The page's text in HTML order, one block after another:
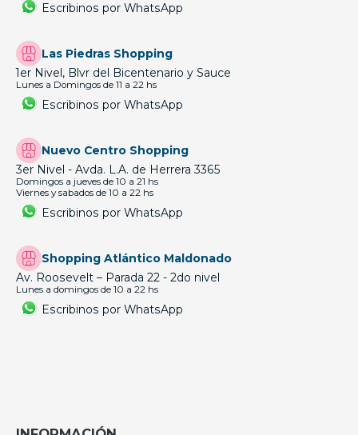
Escribinos por WhatsApp
Las Piedras Shopping
1er Nivel, Blvr del Bicentenario y Sauce
Lunes a Domingos de 11 a 22 hs
Escribinos por WhatsApp
Nuevo Centro Shopping
3er Nivel - Avda. L.A. de Herrera 3365
Domingos a jueves de 10 a 21 hs
Viernes y sabados de 10 a 22 hs
Escribinos por WhatsApp
Shopping Atlántico Maldonado
Av. Roosevelt – Parada 22 - 2do nivel
Lunes a domingos de 10 a 22 hs
Escribinos por WhatsApp